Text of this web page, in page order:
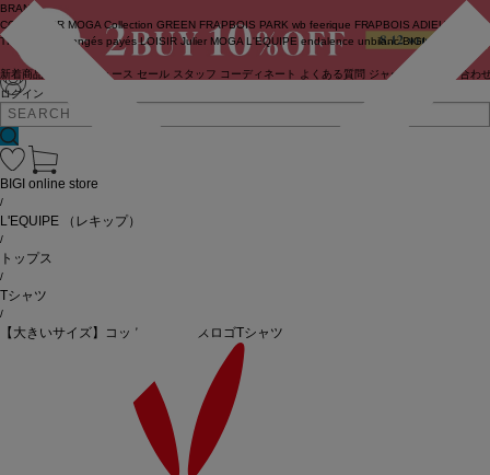
ログイン
BRAND
COUTURIER MOGA Collection GREEN FRAPBOIS PARK wb feerique FRAPBOIS ADIEU
TRISTESSE
congés payés LOISIR Julier MOGA L'EQUIPE endalence unbilanc BIGI online store
新着商品 ニュース セール スタッフ コーディネート よくある質問 ジャーナル お問い合わ
BIGI online store
/
L'EQUIPE （レキップ）
/
トップス
/
Tシャツ
/
【大きいサイズ】コットンスムースロゴTシャツ